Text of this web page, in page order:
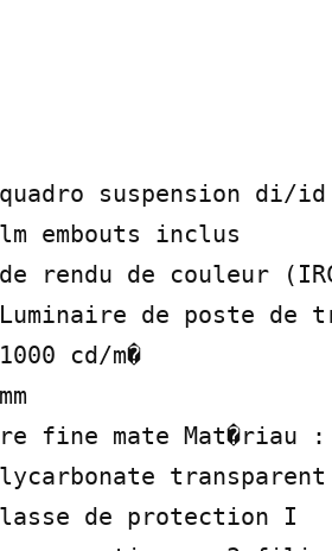
quadro suspension di/
embouts inclus
rendu de couleur
Luminaire de poste
cd/m�
fine mate Mat�riau :
de protection I